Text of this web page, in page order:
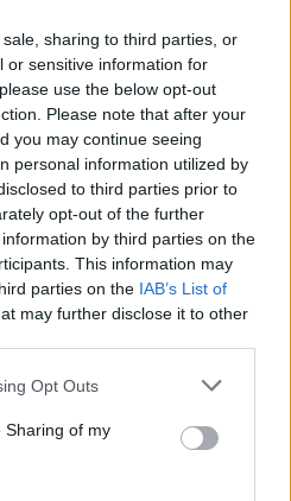
sharing to third parties, or
or sensitive information for
use the below opt-out
Please note that after your
you may continue seeing
personal information utilized by
to third parties prior to
opt-out of the further
by third parties on the
This information may
parties on the IAB’s List of
may further disclose it to other
app uses one or more Google
behaviour. You may click to
and its third-party tags to
purposes in below Google
Opt Outs
Sharing of my
και στοGoogle News.
από τους πιο... βρώμικους
τόσο καλό παιδί!»
Κυριαρχία των «αιωνίων»